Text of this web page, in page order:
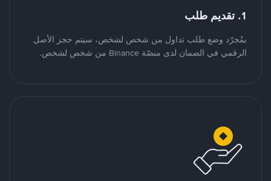
1. تقديم طلب
بمُجرّد وضع طلب تداول من شخص لشخص، سيتم حجز الأصل
الرقمي في الضمان لدى منصّة Binance من شخص لشخص.